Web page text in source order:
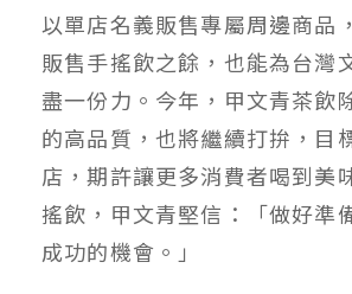
以單店名義販售專屬周邊商品
販售手搖飲之餘，也能為台灣
盡一份力。今年，甲文青茶飲
的高品質，也將繼續打拚，目
店，期許讓更多消費者喝到美
搖飲，甲文青堅信：「做好準
成功的機會。」